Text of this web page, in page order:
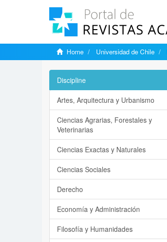
Home Universidad de Chile
Discipline
Artes, Arquitectura y Urbanismo
Ciencias Agrarias, Forestales y
Veterinarias
Ciencias Exactas y Naturales
Ciencias Sociales
Derecho
Economía y Administración
Filosofía y Humanidades